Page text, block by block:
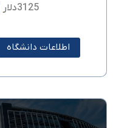
3125دلار
اطلاعات دانشگاه